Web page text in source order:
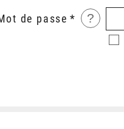
de passe ?